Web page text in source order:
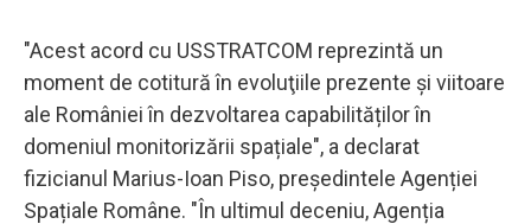
"Acest acord cu USSTRATCOM reprezintă un
moment de cotitură în evoluţiile prezente și viitoare
ale României în dezvoltarea capabilităților în
domeniul monitorizării spațiale", a declarat
fizicianul Marius-Ioan Piso, președintele Agenției
Spațiale Române. "În ultimul deceniu, Agenția